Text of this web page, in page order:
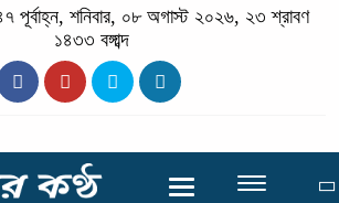
পূর্বাহ্ন, শনিবার, ০৮ অগাস্ট ২০২৬, ২৩ শ্রাবণ
১৪৩৩ বঙ্গাব্দ